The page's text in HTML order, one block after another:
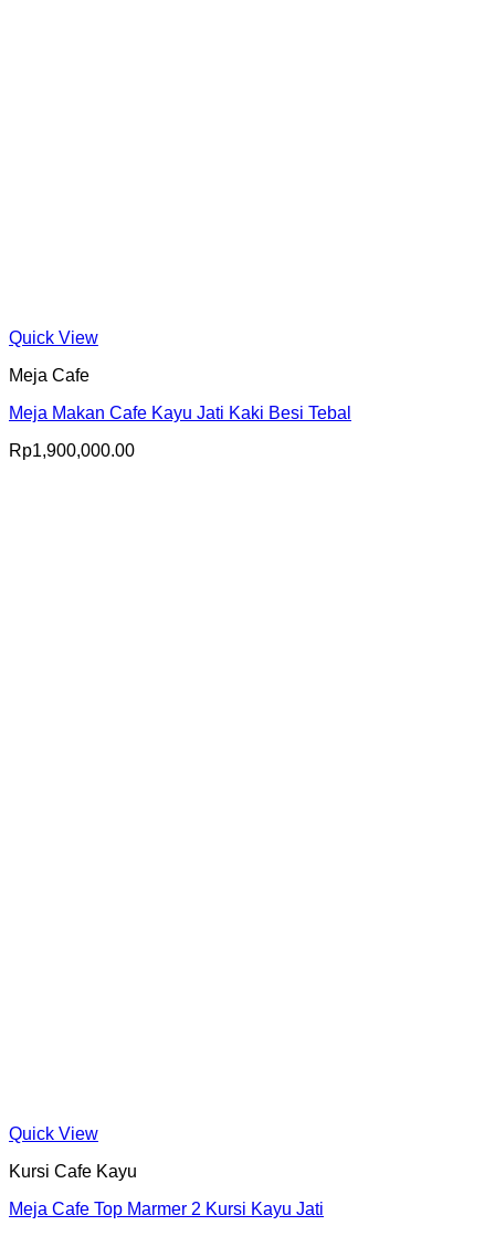
Quick View
Meja Cafe
Meja Makan Cafe Kayu Jati Kaki Besi Tebal
Rp1,900,000.00
Quick View
Kursi Cafe Kayu
Meja Cafe Top Marmer 2 Kursi Kayu Jati